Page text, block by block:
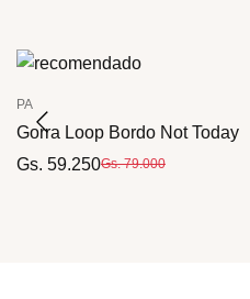
PA
Gorra Loop Bordo Not Today
Gs. 59.250Gs. 79.000